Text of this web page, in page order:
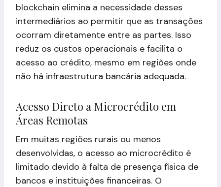
blockchain elimina a necessidade desses
intermediários ao permitir que as transações
ocorram diretamente entre as partes. Isso
reduz os custos operacionais e facilita o
acesso ao crédito, mesmo em regiões onde
não há infraestrutura bancária adequada.
Acesso Direto a Microcrédito em
Áreas Remotas
Em muitas regiões rurais ou menos
desenvolvidas, o acesso ao microcrédito é
limitado devido à falta de presença física de
bancos e instituições financeiras. O